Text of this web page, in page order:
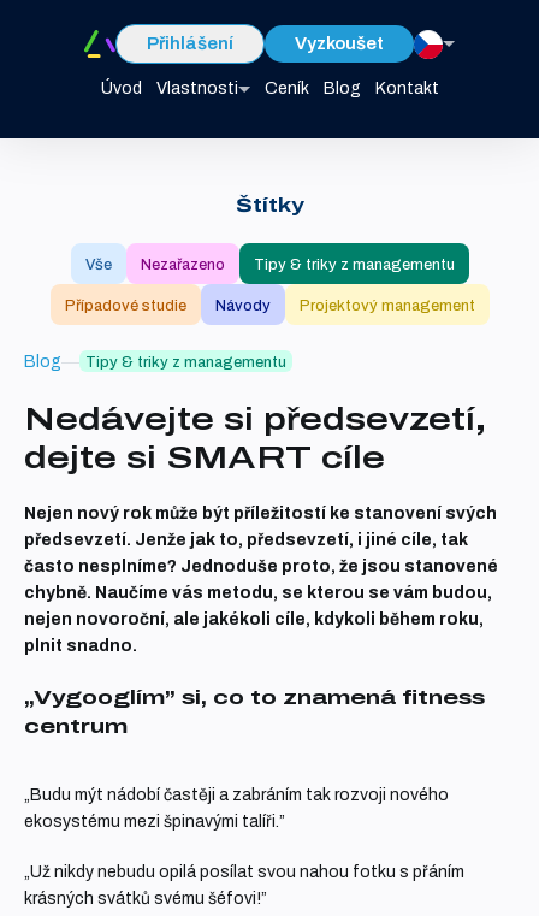
Úvod Vlastnosti Ceník Blog Kontakt
Přihlášení Vyzkoušet
Blog Tipy & triky z managementu
Nedávejte si předsevzetí,
dejte si SMART cíle
Nejen nový rok může být příležitostí ke stanovení svých
předsevzetí. Jenže jak to, předsevzetí, i jiné cíle, tak
často nesplníme? Jednoduše proto, že jsou stanovené
chybně. Naučíme vás metodu, se kterou se vám budou,
nejen novoroční, ale jakékoli cíle, kdykoli během roku,
plnit snadno.
„Vygooglím” si, co to znamená fitness
centrum
„Budu mýt nádobí častěji a zabráním tak rozvoji nového
ekosystému mezi špinavými talíři.”
„Už nikdy nebudu opilá posílat svou nahou fotku s přáním
krásných svátků svému šéfovi!”
Štítky
Vše Nezařazeno Tipy & triky z managementu
Případové studie Návody Projektový management